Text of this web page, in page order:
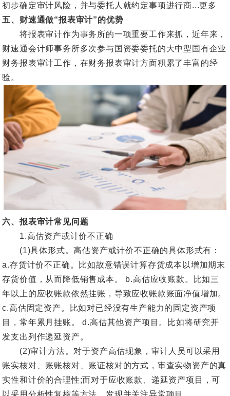
初步确定审计风险，并与委托人就约定事项进行商...更多
五、财速通做“报表审计”的优势
将报表审计作为事务所的一项重要工作来抓，近年来，
财速通会计师事务所多次参与国资委委托的大中型国有企业
财务报表审计工作，在财务报表审计方面积累了丰富的经
验。
六、报表审计常见问题
1.高估资产或计价不正确
(1)具体形式。高估资产或计价不正确的具体形式有：
a.存货计价不正确。比如故意错误计算存货成本以增加期末
存货价值，从而降低销售成本。 b.高估应收账款。比如三
年以上的应收账款依然挂账，导致应收账款账面净值增加。
c.高估固定资产。比如对已经没有生产能力的固定资产项
目，常年累月挂账。 d.高估其他资产项目。比如将研究开
发支出列作递延资产。
(2)审计方法。对于资产高估现象，审计人员可以采用
账实核对、账账核对、账证核对的方式，审查实物资产的真
实性和计价的合理性;而对于应收账款、递延资产项目，可